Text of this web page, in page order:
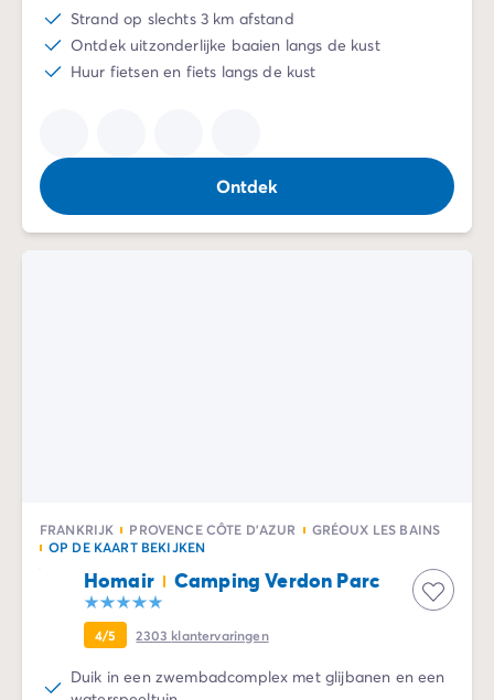
Strand op slechts 3 km afstand
Ontdek uitzonderlijke baaien langs de kust
Huur fietsen en fiets langs de kust
Ontdek
FRANKRIJK PROVENCE CÔTE D'AZUR
GRÉOUX LES BAINS
OP DE KAART BEKIJKEN
Homair Camping Verdon Parc
4/5 2303 klantervaringen
Duik in een zwembadcomplex met glijbanen en een